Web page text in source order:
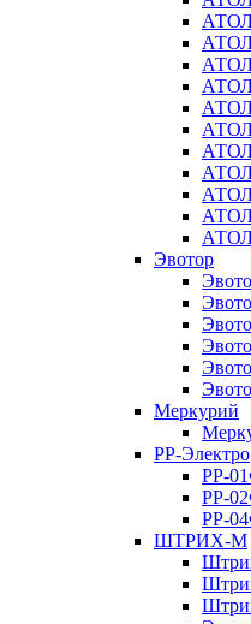
АТОЛ
АТОЛ
АТОЛ
Эвотор
Меркурий
РР-Электро
РР-
РР-
РР-
ШТРИХ-М